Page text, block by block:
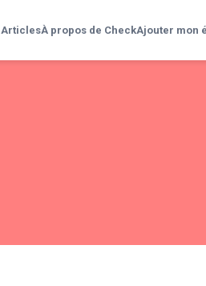
ArticlesÀ propos de CheckAjouter mon